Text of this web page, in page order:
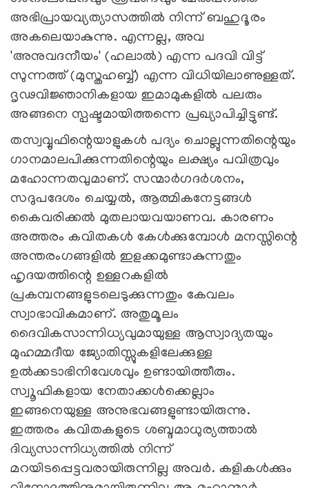
അഭിപ്രായവ്യത്യാസത്തില്‍ നിന്ന് ബഹുദൂരം
അകലെയാകുന്നു. എന്നല്ല, അവ
'അനുവദനീയം' (ഹലാല്‍) എന്ന പദവി വിട്ട്
സുന്നത്ത് (മുസ്തഹബ്ബ്) എന്ന വിധിയിലാണുള്ളത്.
ദൃഢവിജ്ഞാനികളായ ഇമാമുകളില്‍ പലരും
അങ്ങനെ സ്പഷ്ടമായിത്തന്നെ പ്രഖ്യാപിച്ചിട്ടുണ്ട്.
തസ്വവ്വുഫിന്റെയാളുകള്‍ പദ്യം ചൊല്ലുന്നതിന്റെയും
ഗാനമാലപിക്കുന്നതിന്റെയും ലക്ഷ്യം പവിത്രവും
മഹോന്നതവുമാണ്. സന്മാര്‍ഗദര്‍ശനം,
സദുപദേശം ചെയ്യല്‍, ആത്മികനേട്ടങ്ങള്‍
കൈവരിക്കല്‍ മുതലായവയാണവ. കാരണം
അത്തരം കവിതകള്‍ കേള്‍ക്കുമ്പോള്‍ മനസ്സിന്റെ
അന്തരംഗങ്ങളില്‍ ഇളക്കമുണ്ടാകുന്നതും
ഹൃദയത്തിന്റെ ഉള്ളറകളില്‍
പ്രകമ്പനങ്ങളുടലെടുക്കുന്നതും കേവലം
സ്വാഭാവികമാണ്. അതുമൂലം
ദൈവികസാന്നിധ്യവുമായുള്ള ആസ്വാദ്യതയും
മുഹമ്മദീയ ജ്യോതിസ്സുകളിലേക്കുള്ള
ഉല്‍ക്കടാഭിനിവേശവും ഉണ്ടായിത്തീരും.
സ്വൂഫികളായ നേതാക്കള്‍ക്കെല്ലാം
ഇങ്ങനെയുള്ള അനുഭവങ്ങളുണ്ടായിരുന്നു.
ഇത്തരം കവിതകളുടെ ശബ്ദമാധുര്യത്താല്‍
ദിവ്യസാന്നിധ്യത്തില്‍ നിന്ന്
മറയിടപ്പെട്ടവരായിരുന്നില്ല അവര്‍. കളികള്‍ക്കും